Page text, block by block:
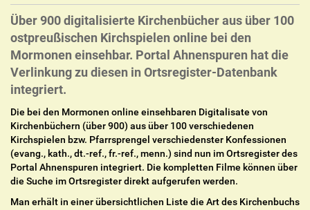
Über 900 digitalisierte Kirchenbücher aus über 100
ostpreußischen Kirchspielen online bei den
Mormonen einsehbar. Portal Ahnenspuren hat die
Verlinkung zu diesen in Ortsregister-Datenbank
integriert.
Die bei den Mormonen online einsehbaren Digitalisate von
Kirchenbüchern (über 900) aus über 100 verschiedenen
Kirchspielen bzw. Pfarrsprengel verschiedenster Konfessionen
(evang., kath., dt.-ref., fr.-ref., menn.) sind nun im Ortsregister des
Portal Ahnenspuren integriert. Die kompletten Filme können über
die Suche im Ortsregister direkt aufgerufen werden.
Man erhält in einer übersichtlichen Liste die Art des Kirchenbuchs